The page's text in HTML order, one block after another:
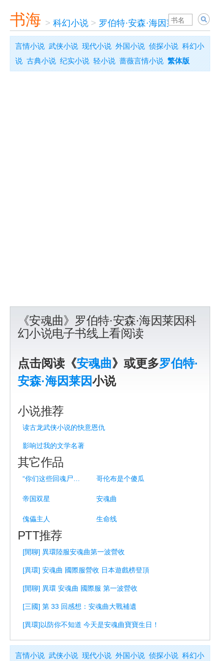
书海 > 科幻小说 > 罗伯特·安森·海因莱因> 安魂
言情小说 武侠小说 现代小说 外国小说 侦探小说 科幻小
说 古典小说 纪实小说 轻小说 蔷薇言情小说 繁体版
《安魂曲》罗伯特·安森·海因莱因科
幻小说电子书线上看阅读
点击阅读《安魂曲》或更多罗伯特·
安森·海因莱因小说
小说推荐
读古龙武侠小说的快意恩仇
影响过我的文学名著
其它作品
哥伦布是个傻瓜
帝国双星 安魂曲
傀儡主人 生命线
PTT推荐
[閒聊] 異環陸服安魂曲第一波營收
[異環] 安魂曲 國際服營收 日本遊戲榜登頂
[閒聊] 異環 安魂曲 國際服 第一波營收
[三國] 第 33 回感想：安魂曲大戰補遺
[異環]以防你不知道 今天是安魂曲寶寶生日！
言情小说 武侠小说 现代小说 外国小说 侦探小说 科幻小